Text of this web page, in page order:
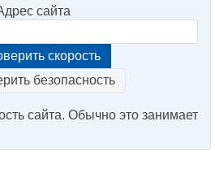
сайта
безопасность
сайта. Обычно это занимает